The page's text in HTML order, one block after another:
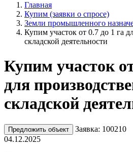
Главная
Купим (заявки о спросе)
Земли промышленного
Купим участок от 0.7 до 1 га
складской деятельности
Купим участок
для
складской
Предложить объект
Заявка: 100210
04.12.2025